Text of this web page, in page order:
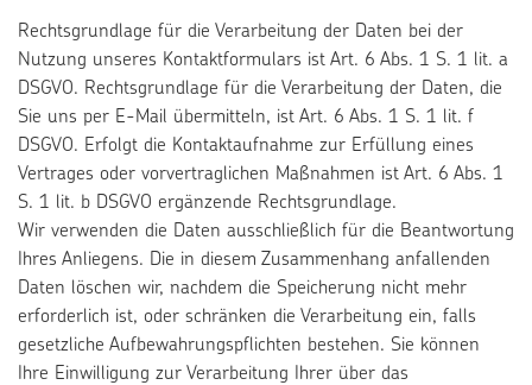
Rechtsgrundlage für die Verarbeitung der Daten bei der
Nutzung unseres Kontaktformulars ist Art. 6 Abs. 1 S. 1 lit. a
DSGVO. Rechtsgrundlage für die Verarbeitung der Daten, die
Sie uns per E-Mail übermitteln, ist Art. 6 Abs. 1 S. 1 lit. f
DSGVO. Erfolgt die Kontaktaufnahme zur Erfüllung eines
Vertrages oder vorvertraglichen Maßnahmen ist Art. 6 Abs. 1
S. 1 lit. b DSGVO ergänzende Rechtsgrundlage.
Wir verwenden die Daten ausschließlich für die Beantwortung
Ihres Anliegens. Die in diesem Zusammenhang anfallenden
Daten löschen wir, nachdem die Speicherung nicht mehr
erforderlich ist, oder schränken die Verarbeitung ein, falls
gesetzliche Aufbewahrungspflichten bestehen. Sie können
Ihre Einwilligung zur Verarbeitung Ihrer über das